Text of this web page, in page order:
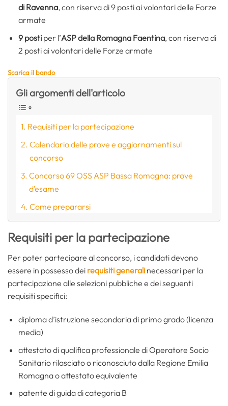
di Ravenna, con riserva di 9 posti ai volontari delle Forze
armate
9 postiper l’ASP della Romagna Faentina, con riserva di
2 posti ai volontari delle Forze armate
Scarica il bando
Gli argomenti dell'articolo
Requisiti per la partecipazione
Calendario delle prove e aggiornamenti sul
concorso
Concorso 69 OSS ASP Bassa Romagna: prove
d’esame
Come prepararsi
Requisiti per la partecipazione
Per poter partecipare al concorso, i candidati devono
essere in possesso dei requisiti generali necessari per la
partecipazione alle selezioni pubbliche e dei seguenti
requisiti specifici:
diploma d’istruzione secondaria di primo grado (licenza
media)
attestato di qualifica professionale di Operatore Socio
Sanitario rilasciato o riconosciuto dalla Regione Emilia
Romagna o attestato equivalente
patente di guida di categoria B